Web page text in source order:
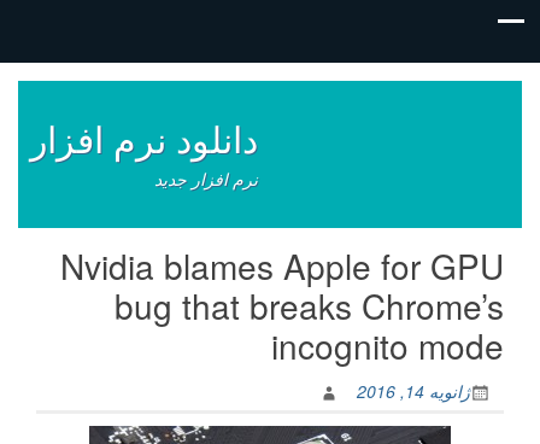
نوشته‌ها
دانلود نرم افزار
نرم افزار جدید
Nvidia blames Apple for GPU
bug that breaks Chrome’s
incognito mode
ژانویه 14, 2016